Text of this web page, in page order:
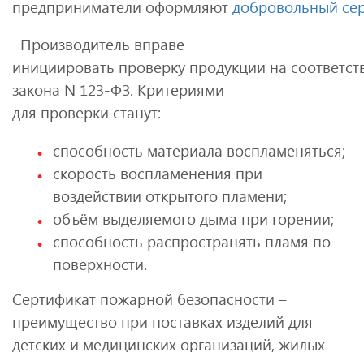
предприниматели оформляют добровольный
Производитель вправе
инициировать проверку продукции на
закона N 123-ФЗ. Критериями
для проверки станут:
способность материала воспламеняться;
скорость воспламенения при
воздействии открытого пламени;
объём выделяемого дыма при горении;
способность распространять пламя по
поверхности.
Сертификат пожарной безопасности –
преимущество при поставках изделий для
детских и медицинских организаций, жилых